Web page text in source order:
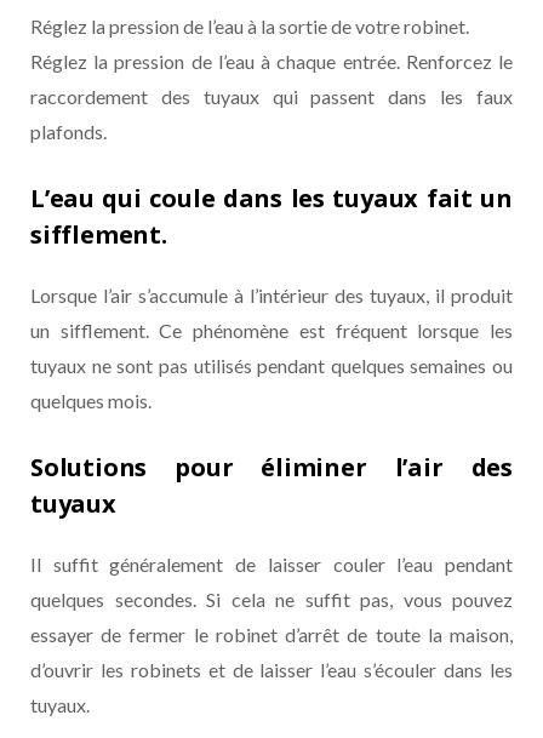
Réglez la pression de l’eau à la sortie de votre robinet.
Réglez la pression de l’eau à chaque entrée. Renforcez le
raccordement des tuyaux qui passent dans les faux
plafonds.
L’eau qui coule dans les tuyaux fait un
sifflement.
Lorsque l’air s’accumule à l’intérieur des tuyaux, il produit
un sifflement. Ce phénomène est fréquent lorsque les
tuyaux ne sont pas utilisés pendant quelques semaines ou
quelques mois.
Solutions pour éliminer l’air des
tuyaux
Il suffit généralement de laisser couler l’eau pendant
quelques secondes. Si cela ne suffit pas, vous pouvez
essayer de fermer le robinet d’arrêt de toute la maison,
d’ouvrir les robinets et de laisser l’eau s’écouler dans les
tuyaux.